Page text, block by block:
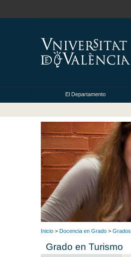
El Departamento
Inicio > Docencia en Grado > Grados
Grado en Turismo